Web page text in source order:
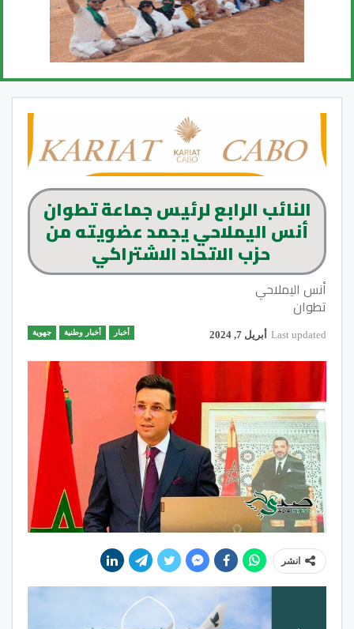
النائب الرابع لرئيس جماعة تطوان
أنس اليملاحي يجمد عضويته من
حزب الاتحاد الاشتراكي
أنس اليملاحي
تطوان
أخبار أخبار وطنية جهوية Last updated أبريل 7, 2024
انشر